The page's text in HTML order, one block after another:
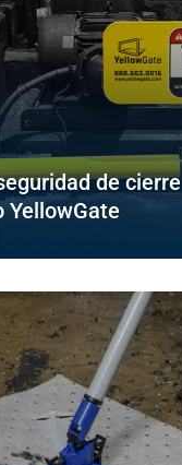
de cierre
YellowGate